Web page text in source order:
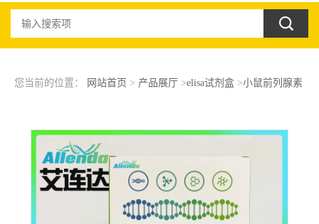
您当前的位置： 网站首页 > 产品展厅 >elisa试剂盒>小鼠前列腺素